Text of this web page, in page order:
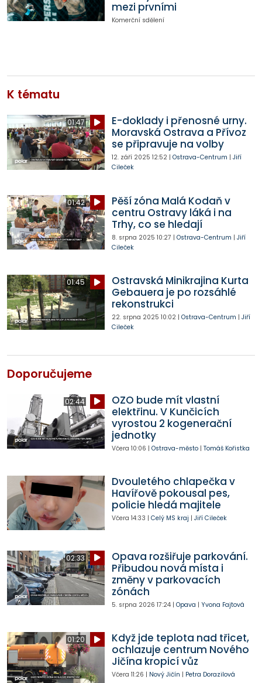
mezi prvními
Komerční sdělení
K tématu
01:47
E-doklady i přenosné urny.
Moravská Ostrava a Přívoz
se připravuje na volby
12. září 2025 12:52| Ostrava-Centrum | Jiří
Cileček
01:42
Pěší zóna Malá Kodaň v
centru Ostravy láká i na
Trhy, co se hledají
8. srpna 2025 10:27 | Ostrava-Centrum | Jiří
Cileček
01:45
Ostravská Minikrajina Kurta
Gebauera je po rozsáhlé
rekonstrukci
22. srpna 2025 10:02| Ostrava-Centrum | Jiří
Cileček
Doporučujeme
02:44
OZO bude mít vlastní
elektřinu. V Kunčicích
vyrostou 2 kogenerační
jednotky
Včera 10:06 | Ostrava-město| Tomáš Kořistka
Dvouletého chlapečka v
Havířově pokousal pes,
policie hledá majitele
Včera 14:33 | Celý MS kraj | Jiří Cileček
02:33
Opava rozšiřuje parkování.
Přibudou nová místa i
změny v parkovacích
zónách
5. srpna 2026 17:24| Opava | Yvona Fajtová
01:20
Když jde teplota nad třicet,
ochlazuje centrum Nového
Jičína kropicí vůz
Včera 11:26 | Nový Jičín | Petra Dorazilová